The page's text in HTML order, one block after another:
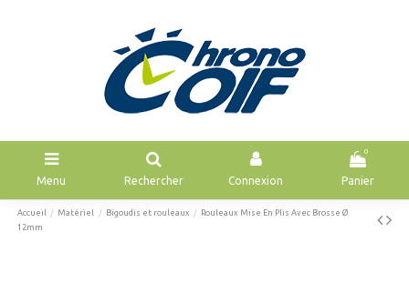
Menu Rechercher Connexion
0
Panier
Accueil Matériel Bigoudis et rouleaux
Rouleaux Mise En Plis Avec Brosse Ø
12mm